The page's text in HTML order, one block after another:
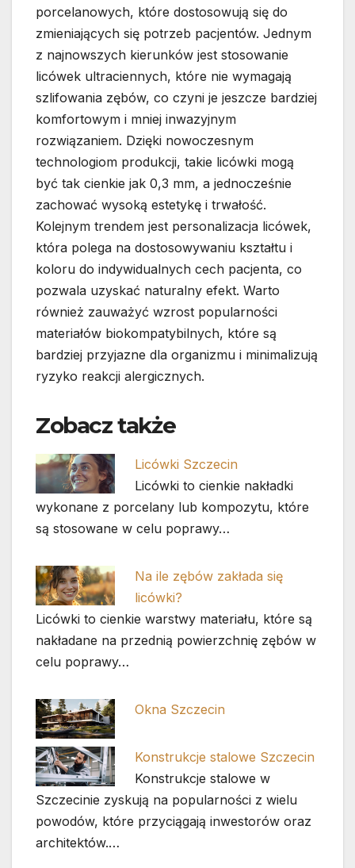
porcelanowych, które dostosowują się do
zmieniających się potrzeb pacjentów. Jednym
z najnowszych kierunków jest stosowanie
licówek ultraciennych, które nie wymagają
szlifowania zębów, co czyni je jeszcze bardziej
komfortowym i mniej inwazyjnym
rozwiązaniem. Dzięki nowoczesnym
technologiom produkcji, takie licówki mogą
być tak cienkie jak 0,3 mm, a jednocześnie
zachować wysoką estetykę i trwałość.
Kolejnym trendem jest personalizacja licówek,
która polega na dostosowywaniu kształtu i
koloru do indywidualnych cech pacjenta, co
pozwala uzyskać naturalny efekt. Warto
również zauważyć wzrost popularności
materiałów biokompatybilnych, które są
bardziej przyjazne dla organizmu i minimalizują
ryzyko reakcji alergicznych.
Zobacz także
Licówki Szczecin
Licówki to cienkie nakładki
wykonane z porcelany lub kompozytu, które
są stosowane w celu poprawy…
Na ile zębów zakłada się
licówki?
Licówki to cienkie warstwy materiału, które są
nakładane na przednią powierzchnię zębów w
celu poprawy…
Okna Szczecin
Konstrukcje stalowe Szczecin
Konstrukcje stalowe w
Szczecinie zyskują na popularności z wielu
powodów, które przyciągają inwestorów oraz
architektów.…